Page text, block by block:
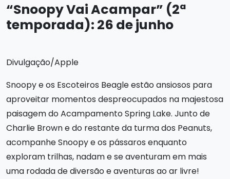
“Snoopy Vai Acampar” (2ª
temporada): 26 de junho
Divulgação/Apple
Snoopy e os Escoteiros Beagle estão ansiosos para
aproveitar momentos despreocupados na majestosa
paisagem do Acampamento Spring Lake. Junto de
Charlie Brown e do restante da turma dos Peanuts,
acompanhe Snoopy e os pássaros enquanto
exploram trilhas, nadam e se aventuram em mais
uma rodada de diversão e aventuras ao ar livre!